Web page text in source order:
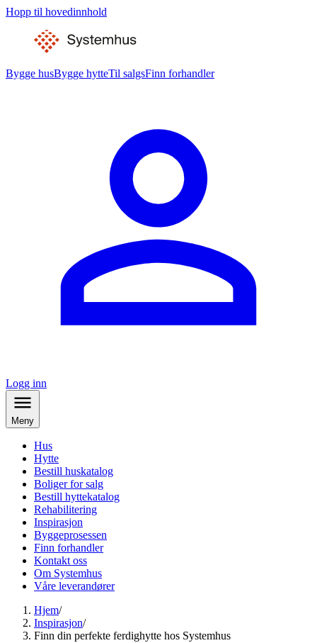
Hopp til hovedinnhold
Bygge husBygge hytteTil salgsFinn forhandler
Logg inn
Meny
Hus
Hytte
Bestill huskatalog
Boliger for salg
Bestill hyttekatalog
Rehabilitering
Inspirasjon
Byggeprosessen
Finn forhandler
Kontakt oss
Om Systemhus
Våre leverandører
Hjem/
Inspirasjon/
Finn din perfekte ferdighytte hos Systemhus